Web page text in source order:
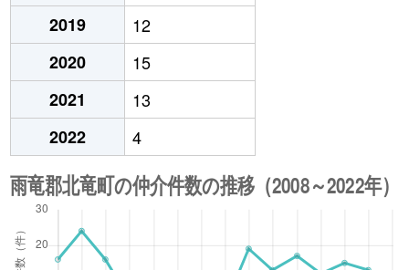
2019
12
2020
15
2021
13
2022
4